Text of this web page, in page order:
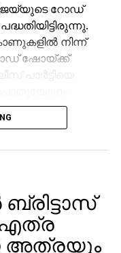
റോഡ്
നിന്ന്
ഷോയ്ക്ക്
പാർട്ടിയെ
നിരവധി പേര്‍
രണ്ടുമാസത്തെ
പുതുച്ചേരിയിൽ
എത്ര
അത്രയും